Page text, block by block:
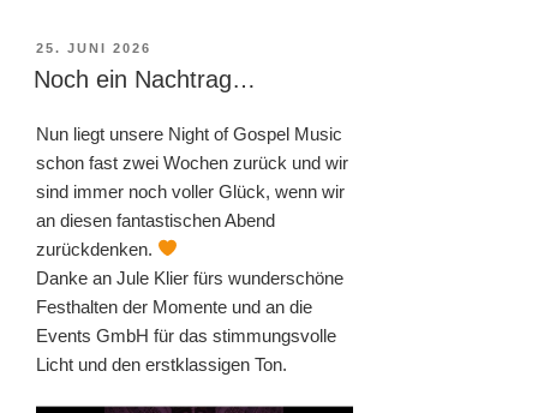
VERÖFFENTLICHT
AM
25. JUNI 2026
Noch ein Nachtrag…
Nun liegt unsere Night of Gospel Music
schon fast zwei Wochen zurück und wir
sind immer noch voller Glück, wenn wir
an diesen fantastischen Abend
zurückdenken.
Danke an Jule Klier fürs wunderschöne
Festhalten der Momente und an die
Events GmbH für das stimmungsvolle
Licht und den erstklassigen Ton.